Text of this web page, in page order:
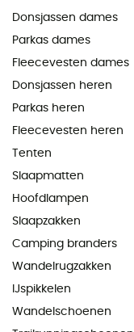
Donsjassen dames
Parkas dames
Fleecevesten dames
Donsjassen heren
Parkas heren
Fleecevesten heren
Tenten
Slaapmatten
Hoofdlampen
Slaapzakken
Camping branders
Wandelrugzakken
IJspikkelen
Wandelschoenen